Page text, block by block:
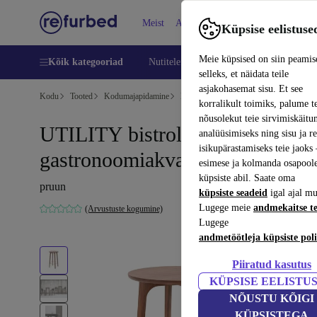
Küpsise
Meie küpsised on siin
selleks, et näidata teile
asjakohasemat sisu. Et see
korralikult toimiks, palume
nõusolekut teie
analüüsimiseks ning sisu ja
isikupärastamiseks teie
esimese ja kolmanda
küpsiste abil. Saate oma
küpsiste seadeid igal ajal
Lugege meie andmekaitse
Lugege
andmetöötleja küpsiste
Piiratud kasutus
KÜPSISE
NÕUSTU KÕIGI
Meist Abi
Kõik kategooriad Nutitelefoni Sülearvutid
Kodu Tooted Kodumajapidamine Mööbel
UTILITY bistrolauad
gastronoomiakvaliteet Ø63cm
pruun
(Arvustuste kogumine)